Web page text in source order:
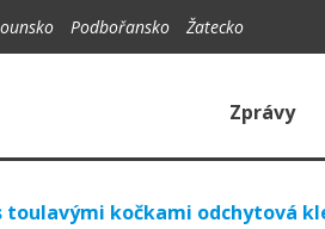
Podbořansko Žatecko
Zprávy
toulavými kočkami odchytová